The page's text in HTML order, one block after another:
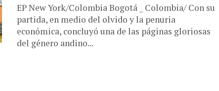
EP New York/Colombia Bogotá _ Colombia/ Con su
partida, en medio del olvido y la penuria
económica, concluyó una de las páginas gloriosas
del género andino...